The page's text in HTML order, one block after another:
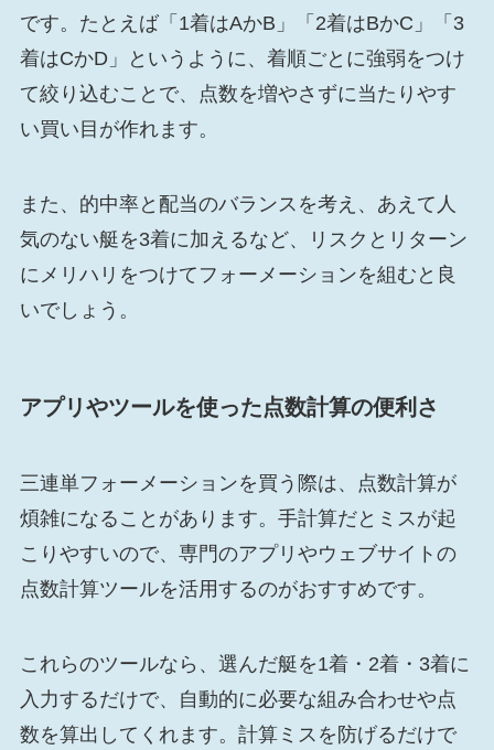
です。たとえば「1着はAかB」「2着はBかC」「3
着はCかD」というように、着順ごとに強弱をつけ
て絞り込むことで、点数を増やさずに当たりやす
い買い目が作れます。
また、的中率と配当のバランスを考え、あえて人
気のない艇を3着に加えるなど、リスクとリターン
にメリハリをつけてフォーメーションを組むと良
いでしょう。
アプリやツールを使った点数計算の便利さ
三連単フォーメーションを買う際は、点数計算が
煩雑になることがあります。手計算だとミスが起
こりやすいので、専門のアプリやウェブサイトの
点数計算ツールを活用するのがおすすめです。
これらのツールなら、選んだ艇を1着・2着・3着に
入力するだけで、自動的に必要な組み合わせや点
数を算出してくれます。計算ミスを防げるだけで